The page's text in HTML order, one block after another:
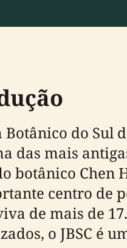
Botânico do Sul
das mais
botânico Chen
centro de
de mais de
o JBSC é